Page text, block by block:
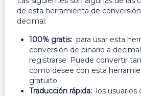
de esta herramienta de
decimal:
100% gratis: para usar esta
conversión de binario a
registrarse. Puede convertir
como desee con esta
gratuito.
Traducción rápida: los usuarios